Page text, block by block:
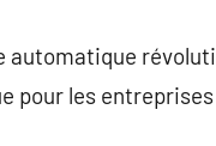
automatique
pour les